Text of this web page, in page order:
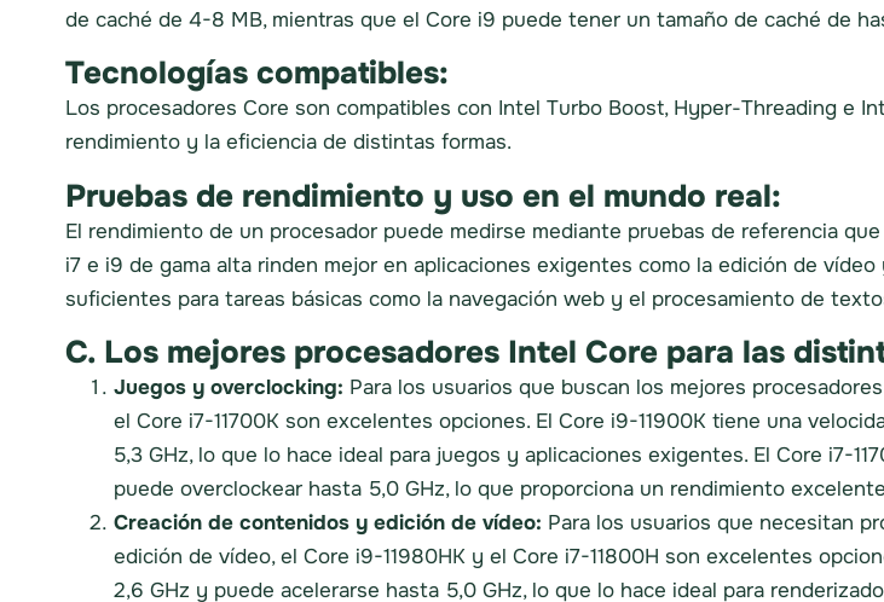
de caché de 4-8 MB, mientras que el Core i9 puede tener un tamaño de caché de
Tecnologías compatibles:
Los procesadores Core son compatibles con Intel Turbo Boost, Hyper-Threading e
rendimiento y la eficiencia de distintas formas.
Pruebas de rendimiento y uso en el mundo real:
El rendimiento de un procesador puede medirse mediante pruebas de referencia
i7 e i9 de gama alta rinden mejor en aplicaciones exigentes como la edición de
suficientes para tareas básicas como la navegación web y el procesamiento de
C. Los mejores procesadores Intel Core para las
Juegos y overclocking: Para los usuarios que buscan los mejores
el Core i7-11700K son excelentes opciones. El Core i9-11900K tiene una
5,3 GHz, lo que lo hace ideal para juegos y aplicaciones exigentes. El Core i7-
puede overclockear hasta 5,0 GHz, lo que proporciona un rendimiento
Creación de contenidos y edición de vídeo: Para los usuarios que necesitan
edición de vídeo, el Core i9-11980HK y el Core i7-11800H son excelentes
2,6 GHz y puede acelerarse hasta 5,0 GHz, lo que lo hace ideal para